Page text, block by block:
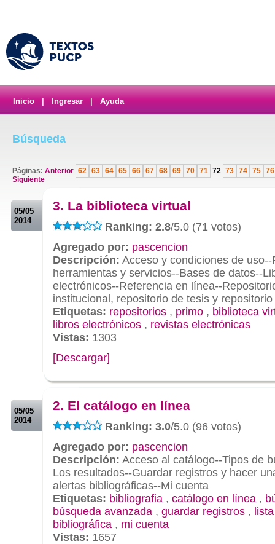
Inicio Ingresar Ayuda
Búsqueda
Páginas: Anterior 62 63 64 65 66 67 68 69 70 71 72 73 74 75 76
Siguiente
05/05
2014
3. La biblioteca virtual
Ranking: 2.8/5.0 (71 votos)
Agregado por: pascencion
Descripción: Acceso y condiciones de uso--
herramientas y servicios--Bases de datos--
electrónicos--Referencia en línea--
institucional, repositorio de tesis y
Etiquetas: repositorios , primo , biblioteca
libros electrónicos , revistas electrónicas
Vistas: 1303
[Descargar]
05/05
2014
2. El catálogo en línea
Ranking: 3.0/5.0 (96 votos)
Agregado por: pascencion
Descripción: Acceso al catálogo--Tipos de
Los resultados--Guardar registros y hacer
alertas bibliográficas--Mi cuenta
Etiquetas: bibliografia , catálogo en línea ,
búsqueda avanzada , guardar registros ,
bibliográfica , mi cuenta
Vistas: 1657